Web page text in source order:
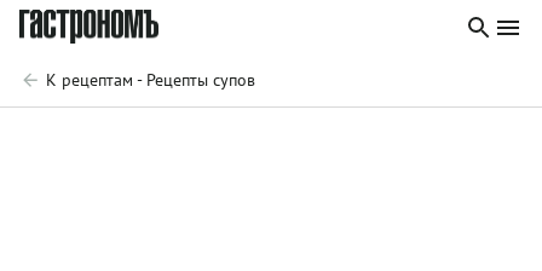
К рецептам - Рецепты супов